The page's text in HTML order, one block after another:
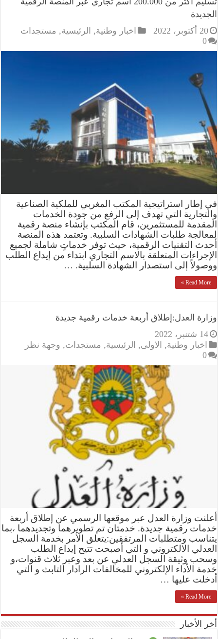
الجديدة
20 أكتوبر، 2022
اخبار وطنية, الرئيسية, مستجدات
0
في إطار استراتيجية المكتب المغربي للملكية الصناعية
والتجارية التي تهدف إلى الرفع من جودة الخدمات
المقدمة للمستثمرين، قام المكتب بإنشاء منصة رقمية
لمعالجة طلبات الشهادات السلبية. وتعتمد هذه المنصة
أحدث التقنيات الرقمية، حيث توفر خدماتٍ شاملة لجميع
الإجراءات المتعلقة بالاسم التجاري ابتداء من إيداع الطلب
ووصولاً إلى استصدار الشهادة السلبية. …
Read More »
وزارة العدل:إطلاق أربعة خدمات رقمية جديدة
14 شتنبر، 2022
اخبار وطنية, الاولى, الرئيسية, مستجدات, وجهة نظر
0
أعلنت وزارة العدل عبر موقعها الرسمي عن إطلاق أربعة
خدمات رقمية جديدة. خدمتان تم تطويرهما وتجديدهما ،بما
يتناسب ومتطلبات المرتفقين:يتعلق الأمر بخدمة السجل
العدلي الالكتروني و التي أصبحت تتيح إيداع الطلب
وسحب وثيقة السجل العدلي عن بعد وعبر ثلاث قنوات،و
خدمة الأداء الإلكتروني للمخالفات الرادار التابث و التي
أدخلت عليها …
Read More »
أخر الأخبار